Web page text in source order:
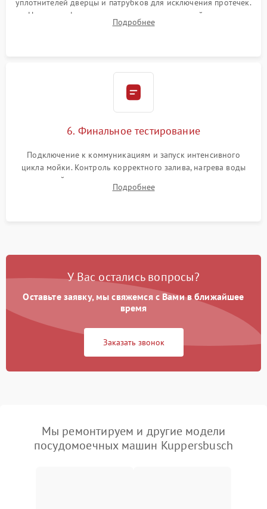
уплотнителей дверцы и патрубков для исключения протечек.
Надежная фиксация хомутов гидравлической системы,
сборка корпуса и установка датчика поплавка.
Подробнее
6. Финальное тестирование
Подключение к коммуникациям и запуск интенсивного
цикла мойки. Контроль корректного залива, нагрева воды
до нужной температуры, отсутствия посторонних шумов,
штатного слива и абсолютной сухости в поддоне.
Подробнее
У Вас остались вопросы?
Оставьте заявку, мы свяжемся с Вами в ближайшее
время
Заказать звонок
Мы ремонтируем и другие модели
посудомоечных машин Kuppersbusch